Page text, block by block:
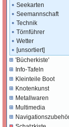
Seekarten
Seemannschaft
Technik
Törnführer
Wetter
[unsortiert]
'Bücherkiste'
Info-Tafeln
Kleinteile Boot
Knotenkunst
Metallwaren
Multimedia